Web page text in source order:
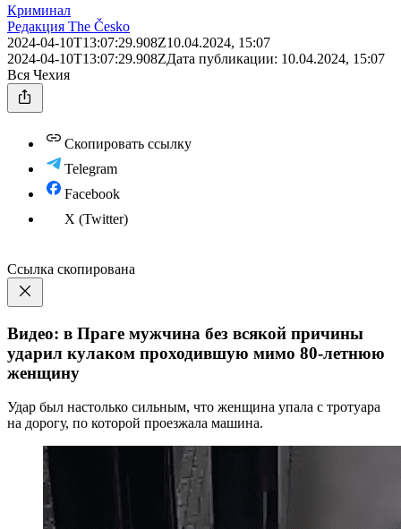
Криминал
Редакция The Česko
2024-04-10T13:07:29.908Z10.04.2024, 15:07
2024-04-10T13:07:29.908ZДата публикации: 10.04.2024, 15:07
Вся Чехия
Скопировать ссылку
Telegram
Facebook
X (Twitter)
Ссылка скопирована
Видео: в Праге мужчина без всякой причины
ударил кулаком проходившую мимо 80-летнюю
женщину
Удар был настолько сильным, что женщина упала с тротуара
на дорогу, по которой проезжала машина.